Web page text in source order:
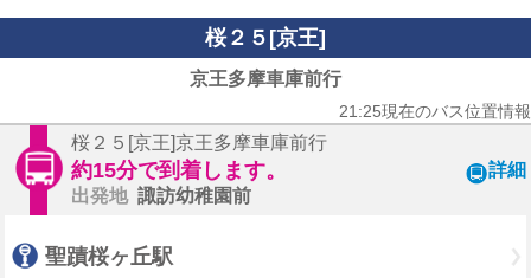
桜２５[京王]
京王多摩車庫前行
21:25現在のバス位置情報
桜２５[京王]京王多摩車庫前行
約15分で到着します。
出発地 諏訪幼稚園前
詳細
聖蹟桜ヶ丘駅